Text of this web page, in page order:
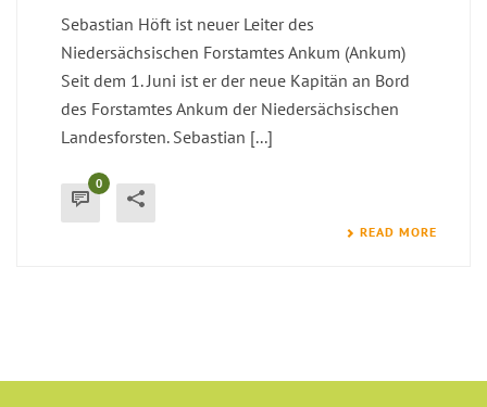
Sebastian Höft ist neuer Leiter des
Niedersächsischen Forstamtes Ankum (Ankum)
Seit dem 1. Juni ist er der neue Kapitän an Bord
des Forstamtes Ankum der Niedersächsischen
Landesforsten. Sebastian [...]
0
READ MORE